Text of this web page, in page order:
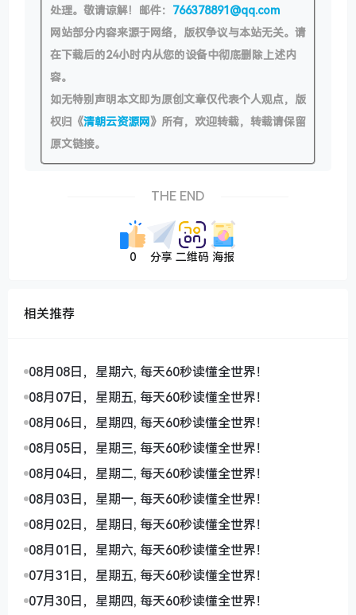
处理。敬请谅解！邮件： 766378891@qq.com
网站部分内容来源于网络，版权争议与本站无关。请
在下载后的24小时内从您的设备中彻底删除上述内
容。
如无特别声明本文即为原创文章仅代表个人观点，版
权归《清朝云资源网》所有，欢迎转载，转载请保留
原文链接。
THE END
0 分享 二维码 海报
相关推荐
08月08日，星期六, 每天60秒读懂全世界！
08月07日，星期五, 每天60秒读懂全世界！
08月06日，星期四, 每天60秒读懂全世界！
08月05日，星期三, 每天60秒读懂全世界！
08月04日，星期二, 每天60秒读懂全世界！
08月03日，星期一, 每天60秒读懂全世界！
08月02日，星期日, 每天60秒读懂全世界！
08月01日，星期六, 每天60秒读懂全世界！
07月31日，星期五, 每天60秒读懂全世界！
07月30日，星期四, 每天60秒读懂全世界！